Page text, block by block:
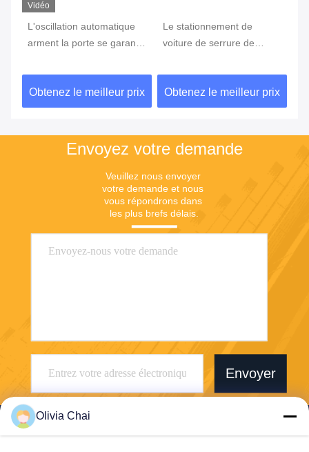
Vidéo
L'oscillation automatique
arment la porte se garante
barrière avec le bras de
6m
Obtenez le meilleur prix
Le stationnement de
voiture de serrure de
ferme à clef la serrure de
place de parking
Obtenez le meilleur prix
Envoyez votre demande
Veuillez nous envoyer
votre demande et nous
vous répondrons dans
les plus brefs délais.
Envoyer
Olivia Chai